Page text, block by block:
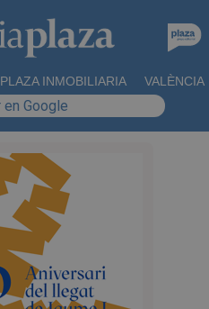
PLAZA INMOBILIARIA VALÈNCIA
en Google